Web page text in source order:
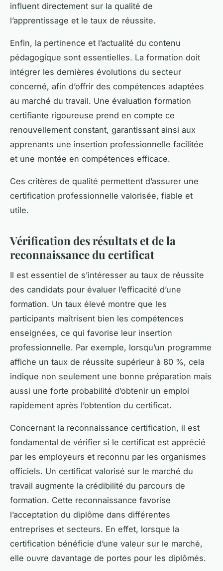
influent directement sur la qualité de
l’apprentissage et le taux de réussite.
Enfin, la pertinence et l’actualité du contenu
pédagogique sont essentielles. La formation doit
intégrer les dernières évolutions du secteur
concerné, afin d’offrir des compétences adaptées
au marché du travail. Une évaluation formation
certifiante rigoureuse prend en compte ce
renouvellement constant, garantissant ainsi aux
apprenants une insertion professionnelle facilitée
et une montée en compétences efficace.
Ces critères de qualité permettent d’assurer une
certification professionnelle valorisée, fiable et
utile.
Vérification des résultats et de la
reconnaissance du certificat
Il est essentiel de s’intéresser au taux de réussite
des candidats pour évaluer l’efficacité d’une
formation. Un taux élevé montre que les
participants maîtrisent bien les compétences
enseignées, ce qui favorise leur insertion
professionnelle. Par exemple, lorsqu’un programme
affiche un taux de réussite supérieur à 80 %, cela
indique non seulement une bonne préparation mais
aussi une forte probabilité d’obtenir un emploi
rapidement après l’obtention du certificat.
Concernant la reconnaissance certification, il est
fondamental de vérifier si le certificat est apprécié
par les employeurs et reconnu par les organismes
officiels. Un certificat valorisé sur le marché du
travail augmente la crédibilité du parcours de
formation. Cette reconnaissance favorise
l’acceptation du diplôme dans différentes
entreprises et secteurs. En effet, lorsque la
certification bénéficie d’une valeur sur le marché,
elle ouvre davantage de portes pour les diplômés.